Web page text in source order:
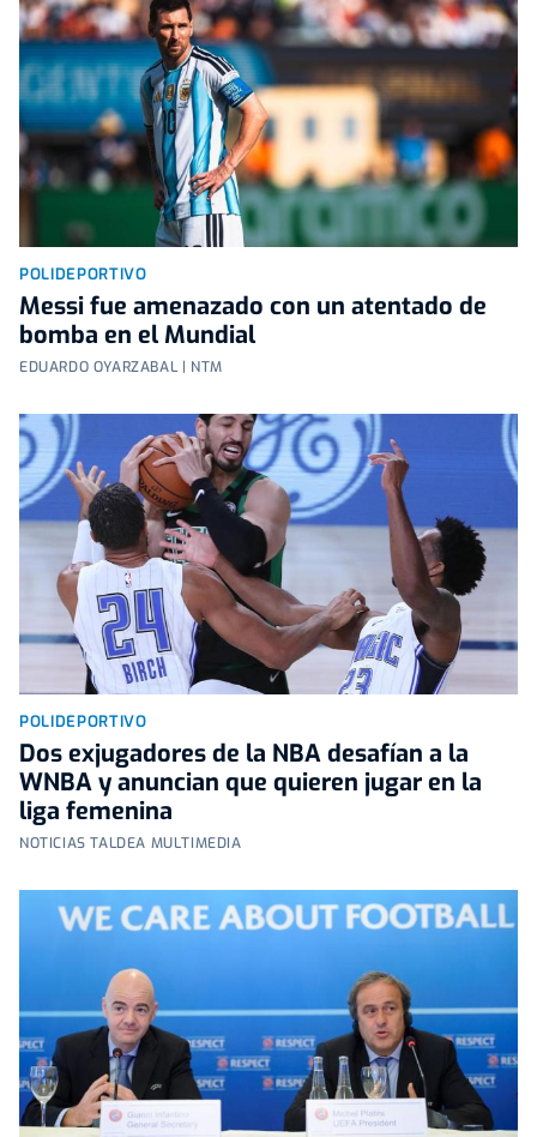
POLIDEPORTIVO
Messi fue amenazado con un atentado de
bomba en el Mundial
EDUARDO OYARZABAL | NTM
POLIDEPORTIVO
Dos exjugadores de la NBA desafían a la
WNBA y anuncian que quieren jugar en la
liga femenina
NOTICIAS TALDEA MULTIMEDIA